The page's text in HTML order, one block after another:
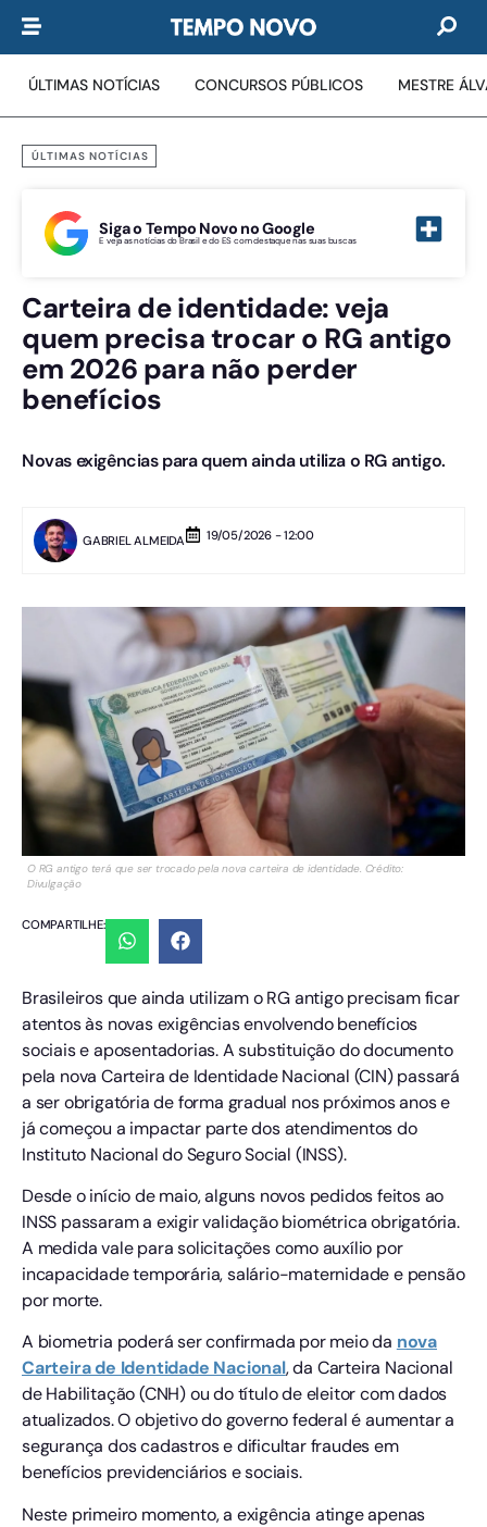
ÚLTIMAS NOTÍCIAS CONCURSOS PÚBLICOS MESTRE
ÚLTIMAS NOTÍCIAS
Siga o Tempo Novo no Google
E veja as notícias do Brasil e do ES com destaque nas suas buscas
Carteira de identidade: veja
quem precisa trocar o RG antigo
em 2026 para não perder
benefícios
Novas exigências para quem ainda utiliza o RG antigo.
GABRIEL ALMEIDA 19/05/2026 - 12:00
O RG antigo terá que ser trocado pela nova carteira de identidade. Crédito:
Divulgação
COMPARTILHE:
Brasileiros que ainda utilizam o RG antigo precisam ficar
atentos às novas exigências envolvendo benefícios
sociais e aposentadorias. A substituição do documento
pela nova Carteira de Identidade Nacional (CIN) passará
a ser obrigatória de forma gradual nos próximos anos e
já começou a impactar parte dos atendimentos do
Instituto Nacional do Seguro Social (INSS).
Desde o início de maio, alguns novos pedidos feitos ao
INSS passaram a exigir validação biométrica obrigatória.
A medida vale para solicitações como auxílio por
incapacidade temporária, salário-maternidade e pensão
por morte.
A biometria poderá ser confirmada por meio da nova
Carteira de Identidade Nacional, da Carteira Nacional
de Habilitação (CNH) ou do título de eleitor com dados
atualizados. O objetivo do governo federal é aumentar a
segurança dos cadastros e dificultar fraudes em
benefícios previdenciários e sociais.
Neste primeiro momento, a exigência atinge apenas